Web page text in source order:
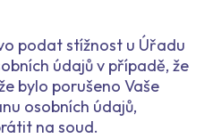
podat stížnost u Úřadu
údajů v případě, že
bylo porušeno Vaše
osobních údajů,
na soud.